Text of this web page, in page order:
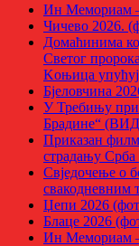
Ин Мемориам
Чичево 2026.
Домаћинима
Светог
Kоњица
Бјеловчина
У Требињу
Брадине“
Приказан филм
страдању Срба
Свједочење о
Џепи 2026
Блаце 2026
Ин Мемориам